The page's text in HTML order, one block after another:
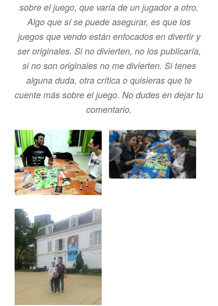
sobre el juego, que varía de un jugador a otro.
Algo que sí se puede asegurar, es que los
juegos que vendo están enfocados en divertir y
ser originales. Si no divierten, no los publicaría,
si no son originales no me divierten. Si tenes
alguna duda, otra crítica o quisieras que te
cuente más sobre el juego. No dudes en dejar tu
comentario.